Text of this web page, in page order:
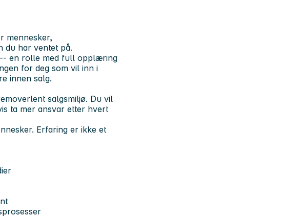
mennesker,
du har ventet på.
en rolle med full opplæring
for deg som vil inn i
innen salg.
salgsmiljø. Du vil
ta mer ansvar etter hvert
Erfaring er ikke et